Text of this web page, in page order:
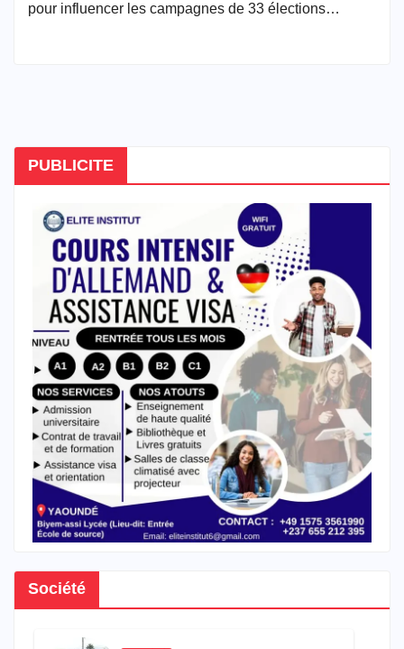
pour influencer les campagnes de 33 élections…
PUBLICITE
Société